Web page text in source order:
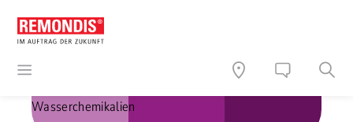
Wasserchemikalien